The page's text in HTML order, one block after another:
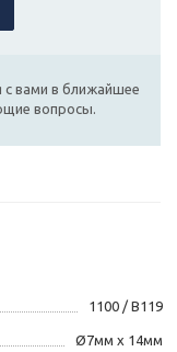
вами в ближайшее
вопросы.
1100 / B119
Ø7мм x 14мм